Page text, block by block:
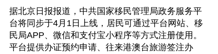
据北京日报报道，中共国家移民管理局政务服务平
台将同步于4月1日上线，居民可通过平台网站、移
民局APP、微信和支付宝小程序等方式注册使用。
平台提供办证预约申请、往来港澳台旅游签注办